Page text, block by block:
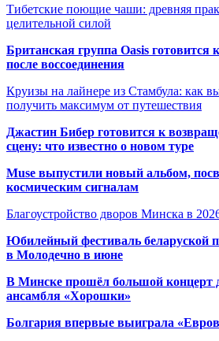
Тибетские поющие чаши: древняя
целительной силой
Британская группа Oasis готовится
после воссоединения
Круизы на лайнере из Стамбула: как
получить максимум от путешествия
Джастин Бибер готовится к
сцену: что известно о новом туре
Muse выпустили новый альбом,
космическим сигналам
Благоустройство дворов Минска в
Юбилейный фестиваль беларуской
в Молодечно в июне
В Минске прошёл большой концерт
ансамбля «Хорошки»
Болгария впервые выиграла